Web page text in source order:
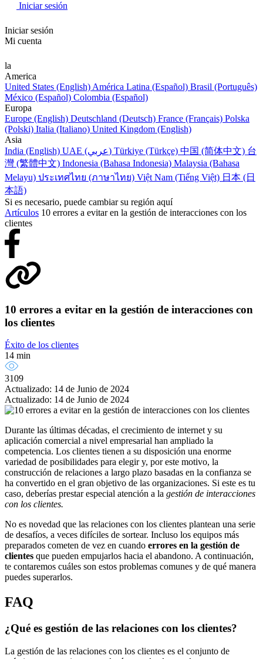
Iniciar sesión
Iniciar sesión
Mi cuenta
la
America
United States (English) América Latina (Español) Brasil (Português)
México (Español) Colombia (Español)
Europa
Europe (English) Deutschland (Deutsch) France (Français) Polska
(Polski) Italia (Italiano) United Kingdom (English)
Asia
India (English)
UAE (عربي) Türkiye (Türkçe) 中国 (简体中文) 台
灣 (繁體中文) Indonesia (Bahasa Indonesia) Malaysia (Bahasa
Melayu) ประเทศไทย (ภาษาไทย) Việt Nam (Tiếng Việt) 日本 (日
本語)
Si es necesario, puede cambiar su región aquí
Artículos 10 errores a evitar en la gestión de interacciones con los
clientes
10 errores a evitar en la gestión de interacciones con
los clientes
Éxito de los clientes
14 min
3109
Actualizado: 14 de Junio de 2024
Actualizado: 14 de Junio de 2024
Durante las últimas décadas, el crecimiento de internet y su
aplicación comercial a nivel empresarial han ampliado la
competencia. Los clientes tienen a su disposición una enorme
variedad de posibilidades para elegir y, por este motivo, la
construcción de relaciones a largo plazo basadas en la confianza se
ha convertido en el gran objetivo de las organizaciones. Si este es tu
caso, deberías prestar especial atención a la gestión de interacciones
con los clientes.
No es novedad que las relaciones con los clientes plantean una serie
de desafíos, a veces difíciles de sortear. Incluso los equipos más
preparados cometen de vez en cuando errores en la gestión de
clientes que pueden empujarlos hacia el abandono. A continuación,
te contaremos cuáles son estos problemas comunes y de qué manera
puedes superarlos.
FAQ
¿Qué es gestión de las relaciones con los clientes?
La gestión de las relaciones con los clientes es el conjunto de